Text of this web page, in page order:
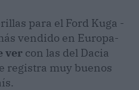
para el Ford Kuga -
vendido en Europa-
ver con las del Dacia
registra muy buenos